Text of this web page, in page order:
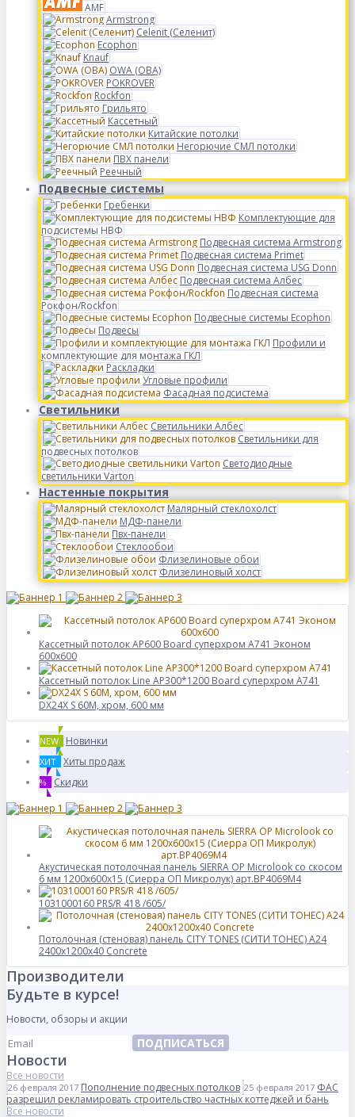
AMF
Armstrong
Celenit (Селенит)
Ecophon
Knauf
OWA (ОВА)
POKROVER
Rockfon
Грильято
Кассетный
Китайские потолки
Негорючие СМЛ потолки
ПВХ панели
Реечный
Подвесные системы
Гребенки
Комплектующие для
подсистемы НВФ
Подвесная система Armstrong
Подвесная система Primet
Подвесная система USG Donn
Подвесная система Албес
Подвесная система
Рокфон/Rockfon
Подвесные системы Ecophon
Подвесы
Профили и
комплектующие для монтажа ГКЛ
Раскладки
Угловые профили
Фасадная подсистема
Светильники
Светильники Албес
Светильники для
подвесных потолков
Светодиодные
светильники Varton
Настенные покрытия
Малярный стеклохолст
МДФ-панели
Пвх-панели
Стеклообои
Флизелиновые обои
Флизелиновый холст
Кассетный потолок AP600 Board суперхром А741 Эконом
600x600
Кассетный потолок Line AP300*1200 Board суперхром А741
DX24X S 60M, хром, 600 мм
NEW Новинки
ХИТ Хиты продаж
% Скидки
Акустическая потолочная панель SIERRA OP Microlook со скосом
6 мм 1200x600x15 (Сиерра ОП Микролук) арт.BP4069M4
1031000160 PRS/R 418 /605/
Потолочная (стеновая) панель CITY TONES (CИТИ ТОНЕС) A24
2400x1200x40 Concrete
Производители
Будьте в курсе!
Новости, обзоры и акции
ПОДПИСАТЬСЯ
Новости
Все новости
26 февраля 2017 Пополнение подвесных потолков 25 февраля 2017 ФАС
разрешил рекламировать строительство частных коттеджей и бань
Все новости